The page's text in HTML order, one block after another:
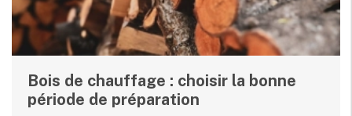
Bois de chauffage : choisir la bonne
période de préparation